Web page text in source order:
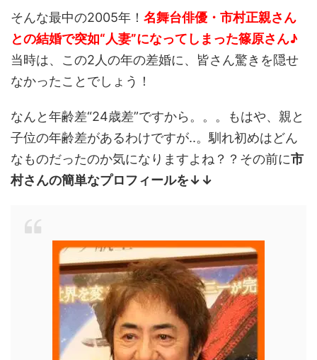
そんな最中の2005年！ 名舞台俳優・市村正親さん
との結婚で突如“人妻”になってしまった篠原さん♪
当時は、この2人の年の差婚に、皆さん驚きを隠せ
なかったことでしょう！
なんと年齢差“24歳差”ですから。。。もはや、親と
子位の年齢差があるわけですが..。馴れ初めはどん
なものだったのか気になりますよね？？その前に市
村さんの簡単なプロフィールを↓↓